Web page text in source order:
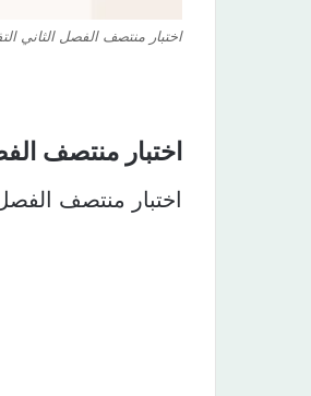
اختبار منتصف الفصل الثاني
اختبار منتصف
اختبار منتصف